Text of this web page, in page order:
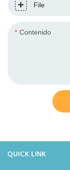
File
Contenido
QUICK LINK